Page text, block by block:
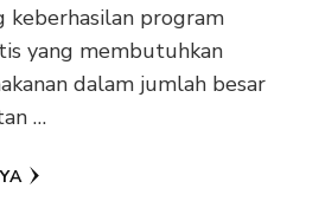
keberhasilan program
yang membutuhkan
dalam jumlah besar
…